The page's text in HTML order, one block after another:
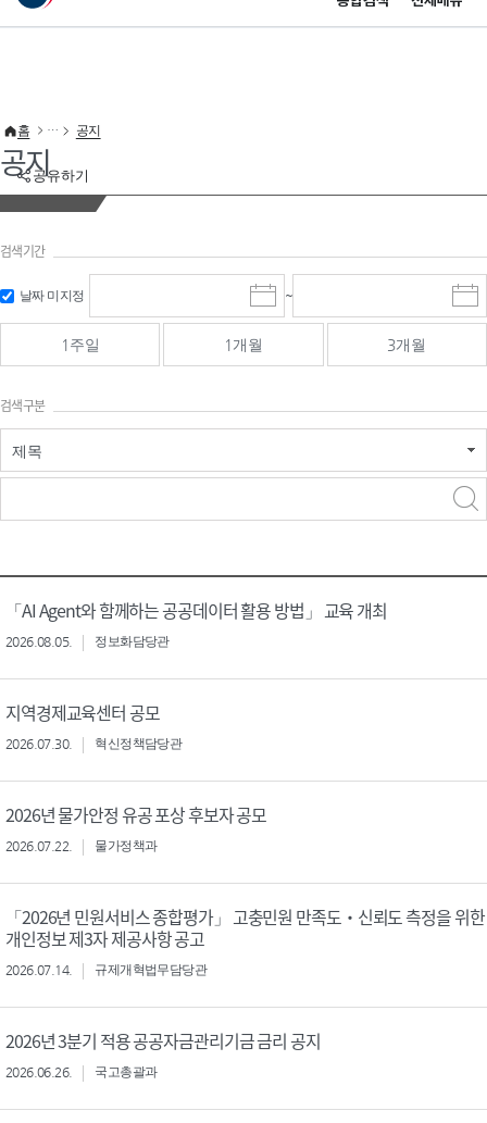
이 누리집은 대한민국 공식 전자정부 누리집입니다.
공유하기
홈 공지
공지
검색기간
날짜 미지정
시
작
일
선
~
종
료
선
1주일 1개월 3개월
검색구분
제목
「AI Agent와 함께하는 공공데이터 활용 방법」 교육 개최
2026.08.05. 정보화담당관
지역경제교육센터 공모
2026.07.30. 혁신정책담당관
2026년 물가안정 유공 포상 후보자 공모
2026.07.22. 물가정책과
「2026년 민원서비스 종합평가」 고충민원 만족도‧신뢰도 측정을 위한
개인정보 제3자 제공사항 공고
2026.07.14. 규제개혁법무담당관
2026년 3분기 적용 공공자금관리기금 금리 공지
2026.06.26. 국고총괄과